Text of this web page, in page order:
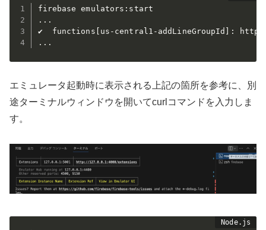
.. .
✔  functions
us-central1-addLineGroupId : http
..
エミュレータ起動時に表示される上記の箇所を参考に、別
途ターミナルウィンドウを開いてcurlコマンドを入力しま
す。